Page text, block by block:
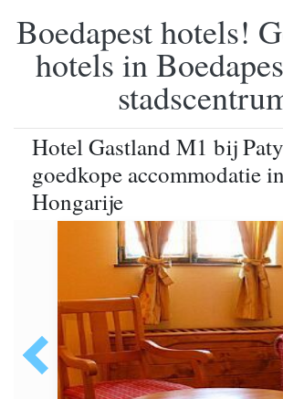
Boedapest hotels!
hotels in
Hotel Gastland M1 bij
goedkope accommodatie in
Hongarije